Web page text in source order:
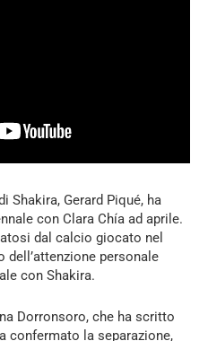
Shakira, Gerard Piqué, ha
con Clara Chía ad aprile.
dal calcio giocato nel
dell’attenzione personale
con Shakira.
Dorronsoro, che ha scritto
confermato la separazione,